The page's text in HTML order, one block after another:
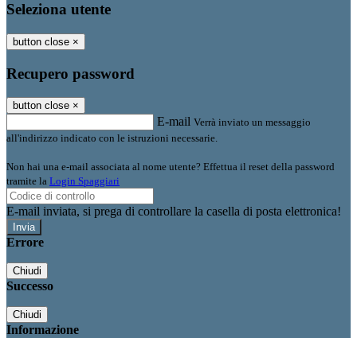
Seleziona utente
button close ×
Recupero password
button close ×
E-mail Verrà inviato un messaggio
all'indirizzo indicato con le istruzioni necessarie.
Non hai una e-mail associata al nome utente? Effettua il reset della password
tramite la Login Spaggiari
E-mail inviata, si prega di controllare la casella di posta elettronica!
Errore
Chiudi
Successo
Chiudi
Informazione